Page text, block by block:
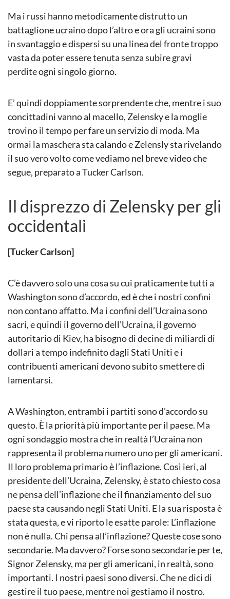
Ma i russi hanno metodicamente distrutto un
battaglione ucraino dopo l’altro e ora gli ucraini sono
in svantaggio e dispersi su una linea del fronte troppo
vasta da poter essere tenuta senza subire gravi
perdite ogni singolo giorno.
E’ quindi doppiamente sorprendente che, mentre i suo
concittadini vanno al macello, Zelensky e la moglie
trovino il tempo per fare un servizio di moda. Ma
ormai la maschera sta calando e Zelensly sta rivelando
il suo vero volto come vediamo nel breve video che
segue, preparato a Tucker Carlson.
Il disprezzo di Zelensky per gli
occidentali
[Tucker Carlson]
C’è davvero solo una cosa su cui praticamente tutti a
Washington sono d’accordo, ed è che i nostri confini
non contano affatto. Ma i confini dell’Ucraina sono
sacri, e quindi il governo dell’Ucraina, il governo
autoritario di Kiev, ha bisogno di decine di miliardi di
dollari a tempo indefinito dagli Stati Uniti e i
contribuenti americani devono subito smettere di
lamentarsi.
A Washington, entrambi i partiti sono d’accordo su
questo. È la priorità più importante per il paese. Ma
ogni sondaggio mostra che in realtà l’Ucraina non
rappresenta il problema numero uno per gli americani.
Il loro problema primario è l’inflazione. Così ieri, al
presidente dell’Ucraina, Zelensky, è stato chiesto cosa
ne pensa dell’inflazione che il finanziamento del suo
paese sta causando negli Stati Uniti. E la sua risposta è
stata questa, e vi riporto le esatte parole: L’inflazione
non è nulla. Chi pensa all’inflazione? Queste cose sono
secondarie. Ma davvero? Forse sono secondarie per te,
Signor Zelensky, ma per gli americani, in realtà, sono
importanti. I nostri paesi sono diversi. Che ne dici di
gestire il tuo paese, mentre noi gestiamo il nostro.